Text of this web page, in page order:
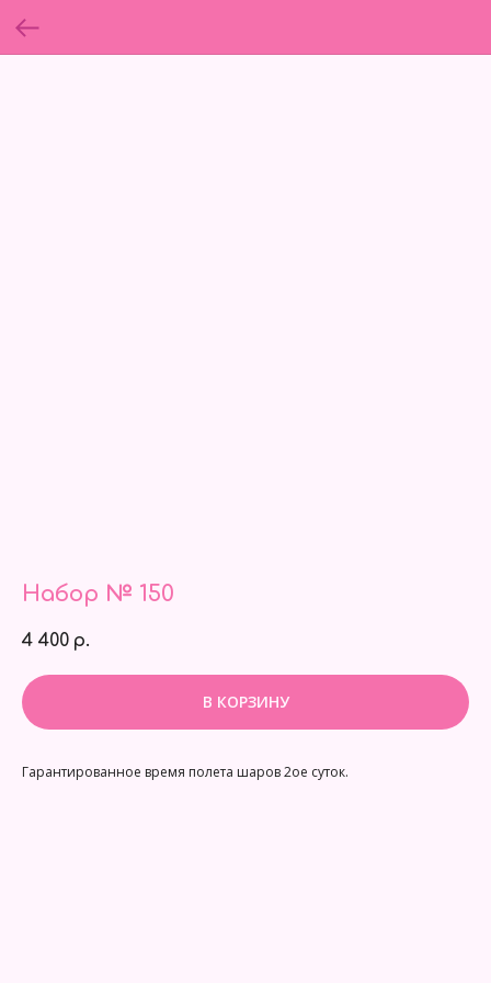
Набор № 150
4 400 р.
В КОРЗИНУ
Гарантированное время полета шаров 2ое суток.